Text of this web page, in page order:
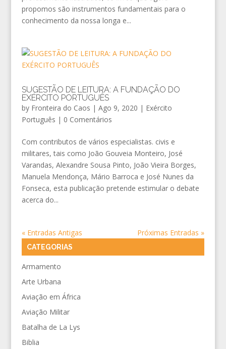
propomos são instrumentos fundamentais para o
conhecimento da nossa longa e...
SUGESTÃO DE LEITURA: A FUNDAÇÃO DO
EXÉRCITO PORTUGUÊS
by Fronteira do Caos | Ago 9, 2020 | Exército
Português | 0 Comentários
Com contributos de vários especialistas. civis e
militares, tais como João Gouveia Monteiro, José
Varandas, Alexandre Sousa Pinto, João Vieira Borges,
Manuela Mendonça, Mário Barroca e José Nunes da
Fonseca, esta publicação pretende estimular o debate
acerca do...
« Entradas Antigas Próximas Entradas »
CATEGORIAS
Armamento
Arte Urbana
Aviação em África
Aviação Militar
Batalha de La Lys
Biblia